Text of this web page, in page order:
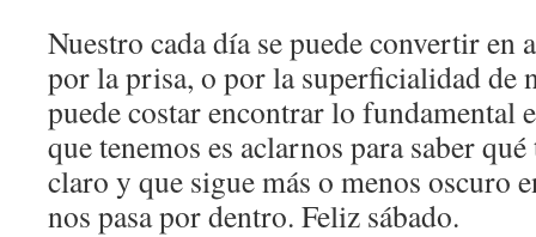
Nuestro cada día se puede convertir en
por la prisa, o por la superficialidad de
puede costar encontrar lo fundamental
que tenemos es aclarnos para saber
claro y que sigue más o menos oscuro
nos pasa por dentro. Feliz sábado.